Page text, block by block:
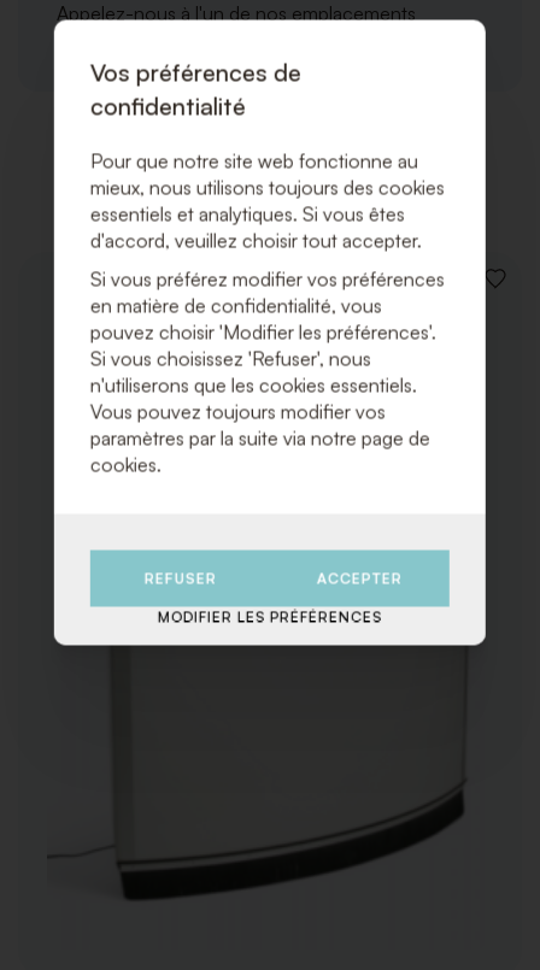
Appelez-nous à l'un de nos emplacements
Produits associés
Vos préférences de
confidentialité
Pour que notre site web fonctionne au
mieux, nous utilisons toujours des cookies
essentiels et analytiques. Si vous êtes
d'accord, veuillez choisir tout accepter.
Si vous préférez modifier vos préférences
en matière de confidentialité, vous
pouvez choisir 'Modifier les préférences'.
Si vous choisissez 'Refuser', nous
n'utiliserons que les cookies essentiels.
Vous pouvez toujours modifier vos
paramètres par la suite via notre page de
cookies.
REFUSER ACCEPTER
MODIFIER LES PRÉFÉRENCES